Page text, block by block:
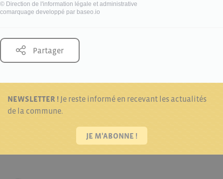
© Direction de l'information légale et administrative
comarquage developpé par baseo.io
Partager
NEWSLETTER ! Je reste informé en recevant les actualités
de la commune.
JE M'ABONNE !